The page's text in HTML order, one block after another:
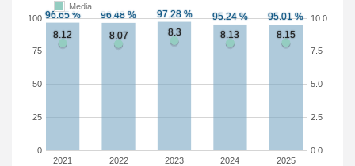
2021 2022 2023 2024 2025
0
25
50
75
100
0.0
2.5
5.0
7.5
10.0
Media